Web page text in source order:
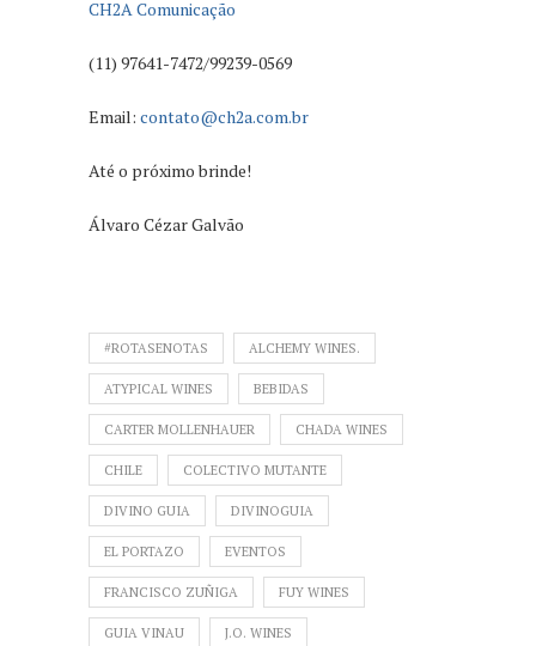
CH2A Comunicação
(11) 97641-7472/99239-0569
Email: contato@ch2a.com.br
Até o próximo brinde!
Álvaro Cézar Galvão
#ROTASENOTAS ALCHEMY WINES.
ATYPICAL WINES BEBIDAS
CARTER MOLLENHAUER CHADA WINES
CHILE COLECTIVO MUTANTE
DIVINO GUIA DIVINOGUIA
EL PORTAZO EVENTOS
FRANCISCO ZUÑIGA FUY WINES
GUIA VINAU J.O. WINES